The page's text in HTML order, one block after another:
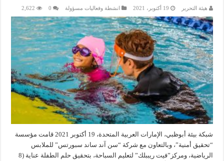
هيئة التحرير 19 أكتوبر، 2021 انشطة وفعاليات مسؤولة 0
2,622
شبكة بيئة أبوظبي، الإمارات العربية المتحدة، 19 أكتوبر 2021 قامت مؤسسة
“تحقيق أمنية”، وبالتعاون مع شركة “سن آند ساند سبورتس” للملابس
الرياضية، ومركز”فيت ريببلك” لتعليم السباحة، بتحقيق حلم الطفلة عناية (8